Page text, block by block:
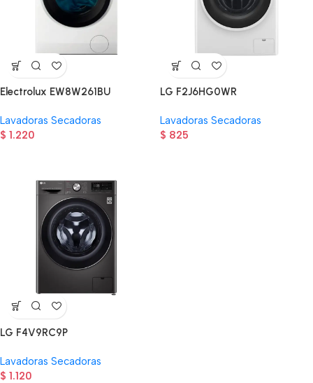
Electrolux EW8W261BU
Lavadoras Secadoras
$ 1.220
LG F2J6HG0WR
Lavadoras Secadoras
$ 825
LG F4V9RC9P
Lavadoras Secadoras
$ 1.120